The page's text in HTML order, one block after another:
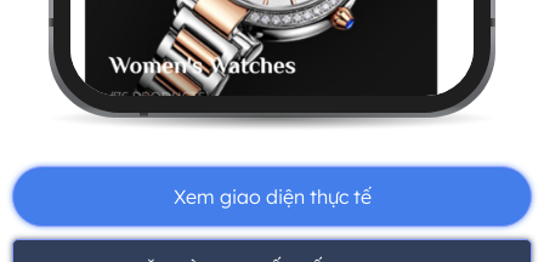
Xem giao diện thực tế